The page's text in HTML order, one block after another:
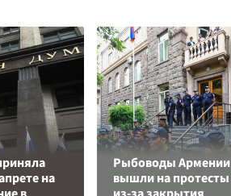
на
Рыбоводы Армении
вышли на протесты